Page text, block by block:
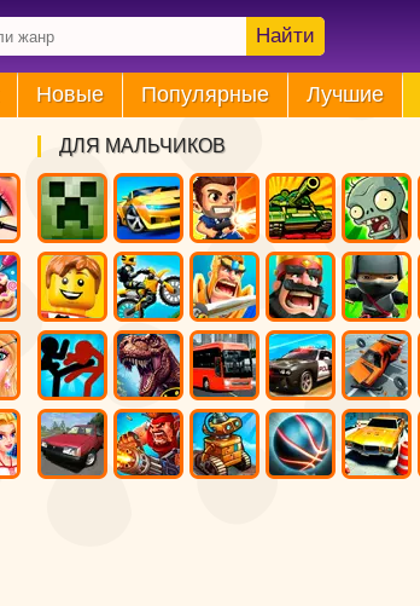
Найти
Новые Популярные Лучшие
ДЛЯ МАЛЬЧИКОВ